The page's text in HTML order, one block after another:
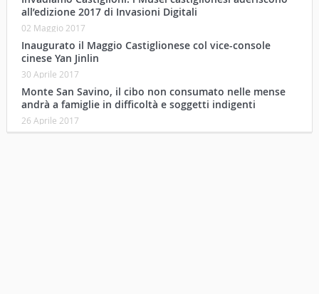
all’edizione 2017 di Invasioni Digitali
02 Maggio 2017
Inaugurato il Maggio Castiglionese col vice-console
cinese Yan Jinlin
30 Aprile 2017
Monte San Savino, il cibo non consumato nelle mense
andrà a famiglie in difficoltà e soggetti indigenti
26 Aprile 2017